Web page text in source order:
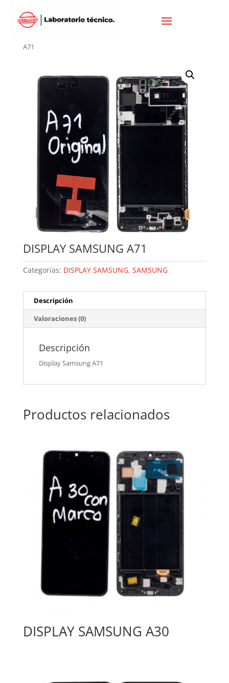
A71
DISPLAY SAMSUNG A71
Categorías: DISPLAY SAMSUNG, SAMSUNG
Descripción
Valoraciones (0)
Descripción
Display Samsung A71
Productos relacionados
DISPLAY SAMSUNG A30